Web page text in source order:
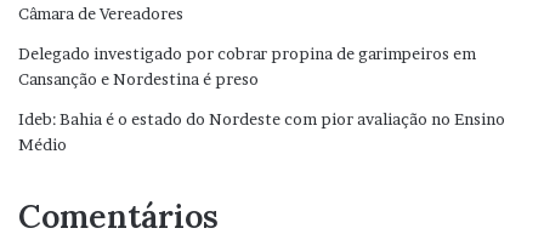
Câmara de Vereadores
Delegado investigado por cobrar propina de garimpeiros em
Cansanção e Nordestina é preso
Ideb: Bahia é o estado do Nordeste com pior avaliação no Ensino
Médio
Comentários